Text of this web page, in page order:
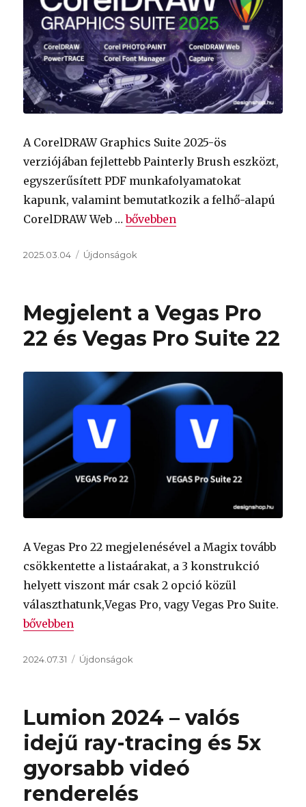
A CorelDRAW Graphics Suite 2025-ös
verziójában fejlettebb Painterly Brush eszközt,
egyszerűsített PDF munkafolyamatokat
kapunk, valamint bemutatkozik a felhő-alapú
CorelDRAW Web …„CorelDRAW Graphics Suite
bővebben
Közzétéve
2025.03.04 Kategória
Újdonságok
Megjelent a Vegas Pro
22 és Vegas Pro Suite 22
A Vegas Pro 22 megjelenésével a Magix tovább
csökkentette a listaárakat, a 3 konstrukció
helyett viszont már csak 2 opció közül
választhatunk,Vegas Pro, vagy Vegas Pro Suite.
„Megjelent a Vegas Pro 22 és Vegas Pro Suite 22”
bővebben
Közzétéve
2024.07.31 Kategória
Újdonságok
Lumion 2024 – valós
idejű ray-tracing és 5x
gyorsabb videó
renderelés